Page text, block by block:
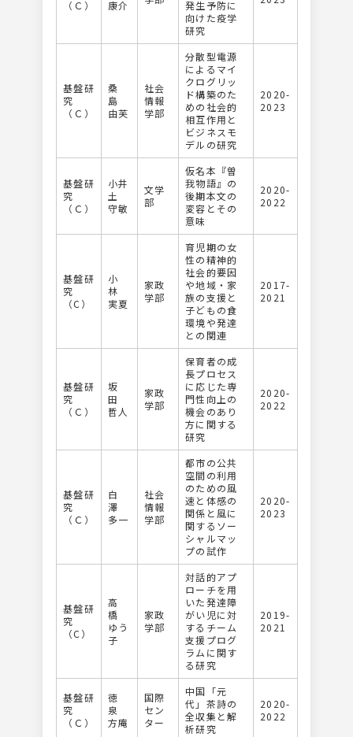
（Ｃ）
康介
発生予防に
向けた疫学
研究
基盤研
究
（Ｃ）
桑
島
由芙
社会
情報
学部
分散型電源
によるマイ
クログリッ
ド構築のた
めの社会的
相互作用と
ビジネスモ
デルの研究
2020-
2023
基盤研
究
（Ｃ）
小井
土
守敏
文学
部
仮名本『曽
我物語』の
後期本文の
変容とその
意味
2020-
2022
基盤研
究
（C）
小
林
実夏
家政
学部
育児期の女
性の精神的
社会的要因
や地域・家
族の支援と
子どもの食
環境や発達
との関連
2017-
2021
基盤研
究
（Ｃ）
坂
田
哲人
家政
学部
保育者の成
長プロセス
に応じた専
門性向上の
機会のあり
方に関する
研究
2020-
2022
基盤研
究
（Ｃ）
白
澤
多一
社会
情報
学部
都市の公共
空間の利用
のための風
速と体感の
関係と風に
関するソー
シャルマッ
プの試作
2020-
2023
基盤研
究
（C）
高
橋
ゆう
子
家政
学部
対話的アプ
ローチを用
いた発達障
がい児に対
するチーム
支援プログ
ラムに関す
る研究
2019-
2021
基盤研
究
（Ｃ）
徳
泉
方庵
国際
セン
ター
中国「元
代」茶詩の
全収集と解
析研究
2020-
2022